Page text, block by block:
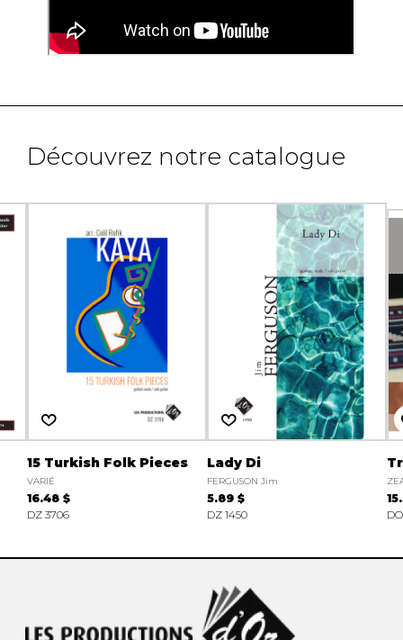
Découvrez notre catalogue
15 Turkish Folk Pieces
VARIÉ
16.48 $
DZ 3706
Lady Di
FERGUSON Jim
5.89 $
DZ 1450